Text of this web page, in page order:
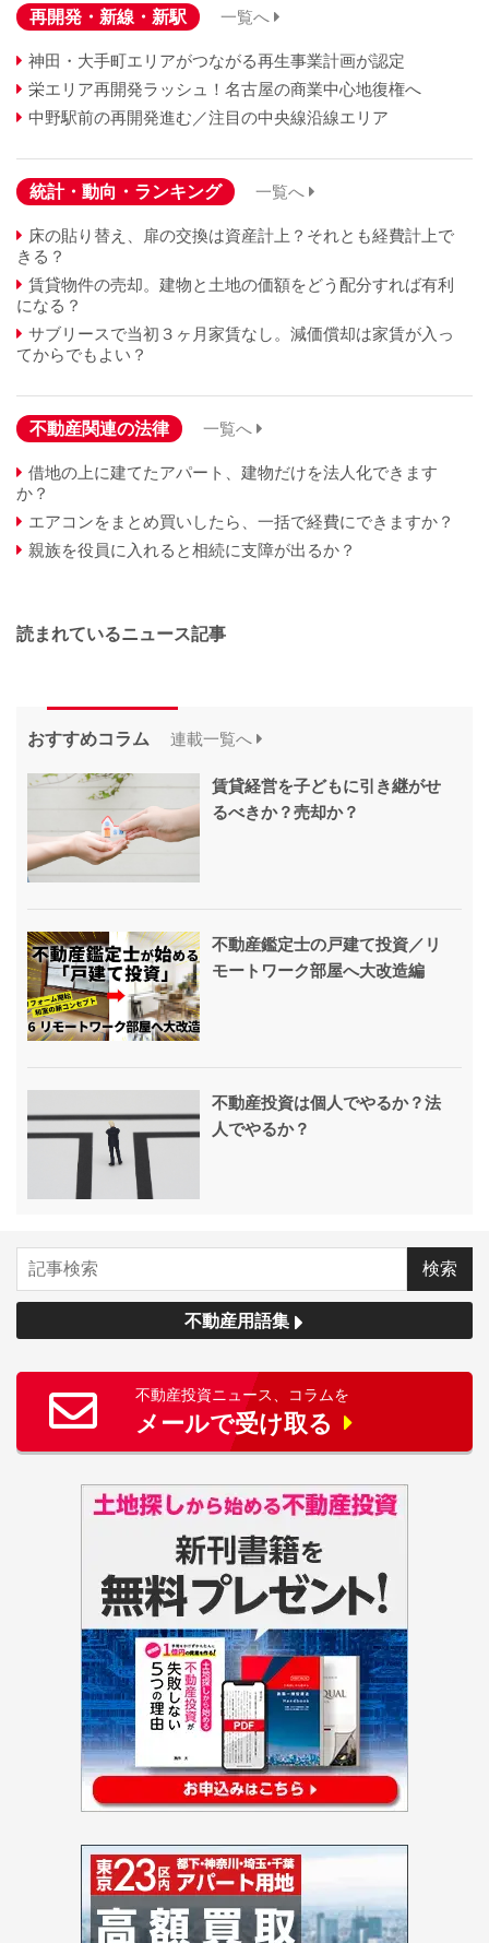
再開発・新線・新駅 一覧へ
神田・大手町エリアがつながる再生事業計画が認定
栄エリア再開発ラッシュ！名古屋の商業中心地復権へ
中野駅前の再開発進む／注目の中央線沿線エリア
統計・動向・ランキング 一覧へ
床の貼り替え、扉の交換は資産計上？それとも経費計上で
きる？
賃貸物件の売却。建物と土地の価額をどう配分すれば有利
になる？
サブリースで当初３ヶ月家賃なし。減価償却は家賃が入っ
てからでもよい？
不動産関連の法律 一覧へ
借地の上に建てたアパート、建物だけを法人化できます
か？
エアコンをまとめ買いしたら、一括で経費にできますか？
親族を役員に入れると相続に支障が出るか？
読まれているニュース記事
おすすめコラム 連載一覧へ
賃貸経営を子どもに引き継がせ
るべきか？売却か？
不動産鑑定士の戸建て投資／リ
モートワーク部屋へ大改造編
不動産投資は個人でやるか？法
人でやるか？
不動産用語集
不動産投資ニュース、コラムを
メールで受け取る